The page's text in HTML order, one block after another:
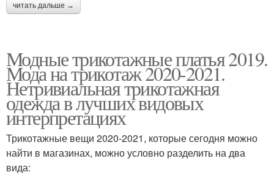
читать дальше →
Модные трикотажные платья 2019.
Мода на трикотаж 2020-2021.
Нетривиальная трикотажная
одежда в лучших видовых
интерпретациях
Трикотажные вещи 2020-2021, которые сегодня можно
найти в магазинах, можно условно разделить на два
вида: